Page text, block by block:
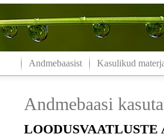
Andmebaasist Kasulikud
Andmebaasi